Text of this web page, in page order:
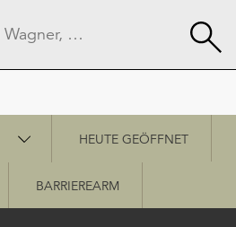
HEUTE GEÖFFNET
BARRIEREARM